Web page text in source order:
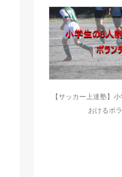
【サッカー上達塾】
おけるボ